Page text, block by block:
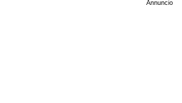
Annuncio